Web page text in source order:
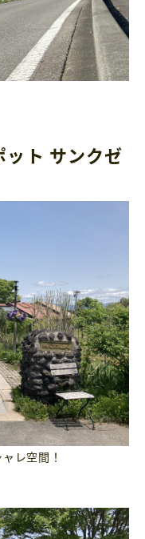
ト サンクゼ
レ空間！